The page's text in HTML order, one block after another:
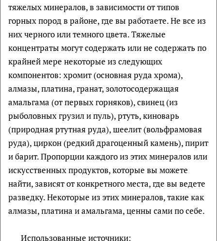
тяжелых минералов, в зависимости от типов
горных пород в районе, где вы работаете. Не все из
них черного или темного цвета. Тяжелые
концентраты могут содержать или не содержать по
крайней мере некоторые из следующих
компонентов: хромит (основная руда хрома),
алмазы, платина, гранат, золотосодержащая
амальгама (от первых горняков), свинец (из
рыболовных грузил и пуль), ртуть, киноварь
(природная ртутная руда), шеелит (вольфрамовая
руда), циркон (редкий драгоценный камень), пирит
и барит. Пропорции каждого из этих минералов или
искусственных продуктов, которые вы можете
найти, зависят от конкретного места, где вы ведете
разведку. Некоторые из этих минералов, такие как
алмазы, платина и амальгама, ценны сами по себе.
Использованные источники: